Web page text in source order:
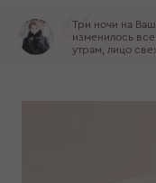
Три ночи на
изменилось
утрам, лицо